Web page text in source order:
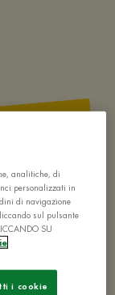
analitiche, di
personalizzati in
di navigazione
sul pulsante
SU
i cookie